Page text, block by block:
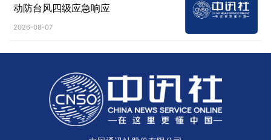
动防台风四级应急响应
2026-08-07